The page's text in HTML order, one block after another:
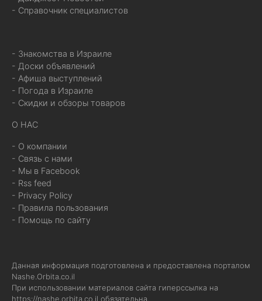
- Справочник специалистов
- Знакомства в Израиле
- Доски объявлений
- Афиша выступлений
- Погода в Израиле
- Скидки и обзоры товаров
О НАС
- О компании
- Связь с нами
- Мы в Facebook
- Rss feed
- Privacy Policy
- Правила пользования
- Помощь по сайту
Данная информация подготовлена и предоставлена порталом
Nashe.Orbita.co.il
При использовании материалов сайта гиперссылка на
https://nashe.orbita.co.il обязательна.